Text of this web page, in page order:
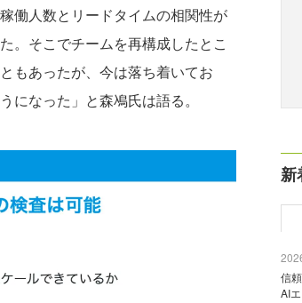
働人数とリードタイムの相関性が
。そこでチームを再構成したとこ
もあったが、今は落ち着いてお
になった」と森鳰氏は語る。
新
信
AI